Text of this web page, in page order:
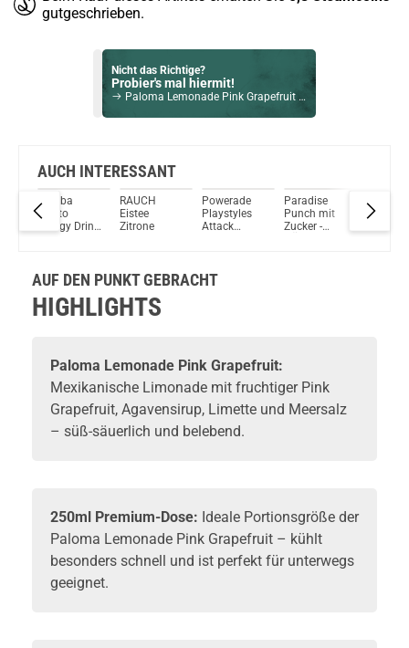
gutgeschrieben.
Nicht das Richtige?
Probier's mal hiermit!
Paloma Lemonade Pink Grapefruit 250ml
Fentimans Rose Lemonade 24x 200ml
Du willst Kröten sparen?
Schau mal hier!
Vaptio Pado Pod System Kit Lila
AUCH INTERESSANT
Bomba
Mojito
Energy Drink
RAUCH
Eistee
Zitrone
Powerade
Playstyles
Attack
Paradise
Punch mit
Zucker -
GÖNRGY
Pflaume
AUF DEN PUNKT GEBRACHT
HIGHLIGHTS
Paloma Lemonade Pink Grapefruit:
Mexikanische Limonade mit fruchtiger Pink
Grapefruit, Agavensirup, Limette und Meersalz
– süß-säuerlich und belebend.
250ml Premium-Dose: Ideale Portionsgröße der
Paloma Lemonade Pink Grapefruit – kühlt
besonders schnell und ist perfekt für unterwegs
geeignet.